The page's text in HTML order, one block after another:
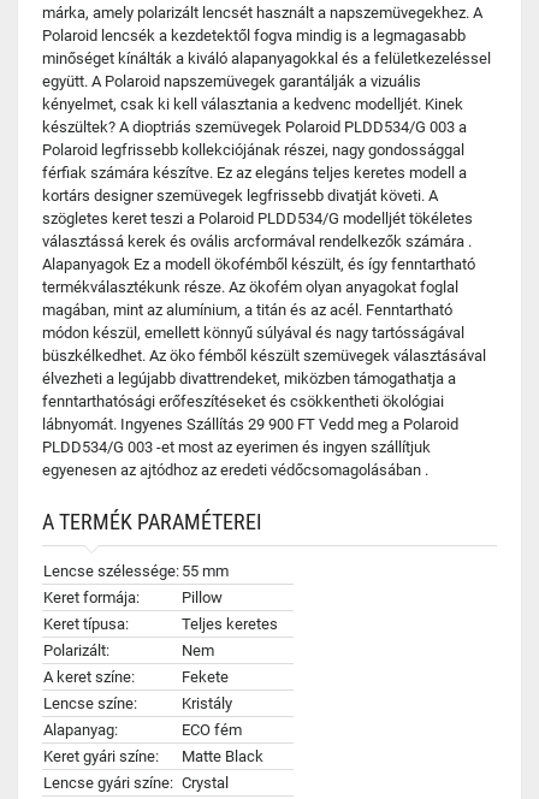
márka, amely polarizált lencsét használt a napszemüvegekhez. A
Polaroid lencsék a kezdetektől fogva mindig is a legmagasabb
minőséget kínálták a kiváló alapanyagokkal és a felületkezeléssel
együtt. A Polaroid napszemüvegek garantálják a vizuális
kényelmet, csak ki kell választania a kedvenc modelljét. Kinek
készültek? A dioptriás szemüvegek Polaroid PLDD534/G 003 a
Polaroid legfrissebb kollekciójának részei, nagy gondossággal
férfiak számára készítve. Ez az elegáns teljes keretes modell a
kortárs designer szemüvegek legfrissebb divatját követi. A
szögletes keret teszi a Polaroid PLDD534/G modelljét tökéletes
választássá kerek és ovális arcformával rendelkezők számára .
Alapanyagok Ez a modell ökofémből készült, és így fenntartható
termékválasztékunk része. Az ökofém olyan anyagokat foglal
magában, mint az alumínium, a titán és az acél. Fenntartható
módon készül, emellett könnyű súlyával és nagy tartósságával
büszkélkedhet. Az öko fémből készült szemüvegek választásával
élvezheti a legújabb divattrendeket, miközben támogathatja a
fenntarthatósági erőfeszítéseket és csökkentheti ökológiai
lábnyomát. Ingyenes Szállítás 29 900 FT Vedd meg a Polaroid
PLDD534/G 003 -et most az eyerimen és ingyen szállítjuk
egyenesen az ajtódhoz az eredeti védőcsomagolásában .
A TERMÉK PARAMÉTEREI
Lencse szélessége: 55 mm
Keret formája:
Pillow
Keret típusa:
Teljes keretes
Polarizált:
Nem
A keret színe:
Fekete
Lencse színe:
Kristály
Alapanyag:
ECO fém
Keret gyári színe:
Matte Black
Lencse gyári színe: Crystal